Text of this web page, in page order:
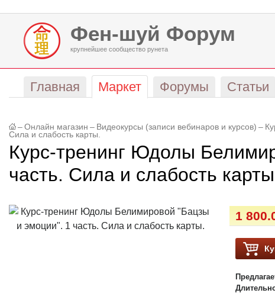
Фен-шуй Форум
крупнейшее сообщество рунета
Главная Маркет Форумы Статьи
– Онлайн магазин – Видеокурсы (записи вебинаров и курсов) –
Сила и слабость карты.
Курс-тренинг Юдолы
часть. Сила и слабость
1